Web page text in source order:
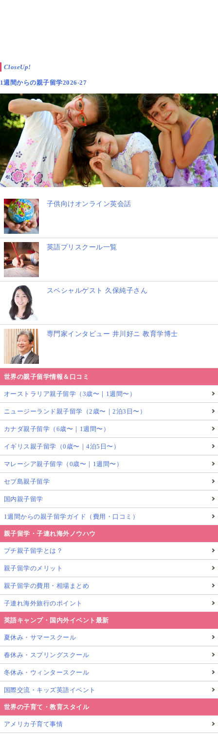
CloseUp!
1週間からの親子留学2026-27
子供向けオンライン英会話
英語プリスクール一覧
スペシャルゲスト 久保純子さん
専門家インタビュー 井川好ニ 教育学博士
世界の親子留学情報＆口コミ
オーストラリア親子留学（3歳〜｜1週間〜）
ニュージーランド親子留学（2歳〜｜2泊3日〜）
カナダ親子留学（6歳〜｜1週間〜）
イギリス親子留学（0歳〜｜4泊5日〜）
マレーシア親子留学（0歳〜｜1週間〜）
セブ島親子留学
国内親子留学
1週間からの親子留学ガイド（費用・口コミ）
親子留学・子連れ海外ノウハウ
プチ親子留学とは？
親子留学のメリット
親子留学の費用・相場まとめ
子連れ海外旅行のポイント
英語キャンプ・国内外イベント最新
夏休み・サマースクール
春休み・スプリングスクール
冬休み・ウィンタースクール
国際交流・キッズ英語イベント
世界の子育て・教育スタイル
アメリカ子育て事情